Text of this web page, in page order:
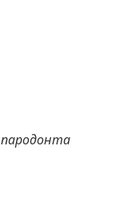
пародонта